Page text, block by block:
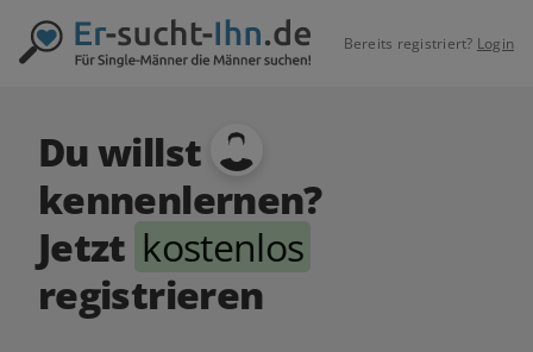
Bereits registriert? Login
Du willst
kennenlernen?
Jetzt kostenlos
registrieren